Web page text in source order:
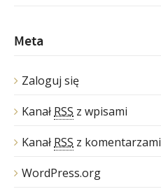
Meta
Zaloguj się
Kanał RSS z wpisami
Kanał RSS z komentarzami
WordPress.org